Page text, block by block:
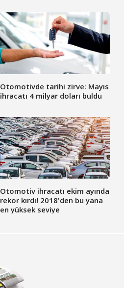
Otomotivde tarihi zirve: Mayıs
ihracatı 4 milyar doları buldu
Otomotiv ihracatı ekim ayında
rekor kırdı! 2018'den bu yana
en yüksek seviye